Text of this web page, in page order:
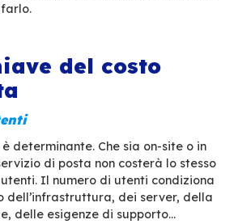
e fornisce a tutte le
servizio critico dell’azienda
24 ore su 24, 7 giorni su 7
o dell’acqua. Come
essere razionalizzato,
i budget IT sono bloccati o
in gioco ilTCO (costo totale di
che i responsabili